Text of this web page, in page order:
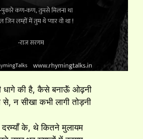
धागे की है, कैसे बनाऊॅं ओढ़नी
न सीखा कभी लागी तोड़नी
दरम्याँ के, थे कितने मुलायम